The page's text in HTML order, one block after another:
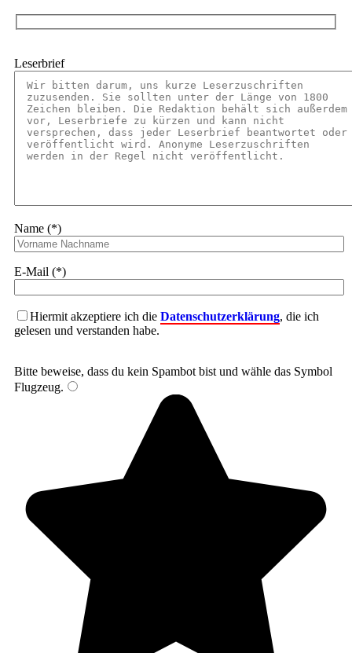
Leserbrief
Name (*)
E-Mail (*)
Hiermit akzeptiere ich die Datenschutzerklärung, die ich
gelesen und verstanden habe.
Bitte beweise, dass du kein Spambot bist und wähle das Symbol
Flugzeug.